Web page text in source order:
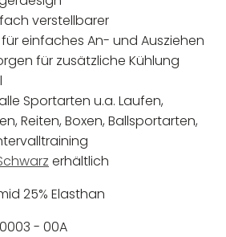
verstellbarer
einfaches An- und Ausziehen
für zusätzliche Kühlung
Sportarten u.a. Laufen,
Reiten, Boxen, Ballsportarten,
erhältlich
25% Elasthan
- 00A